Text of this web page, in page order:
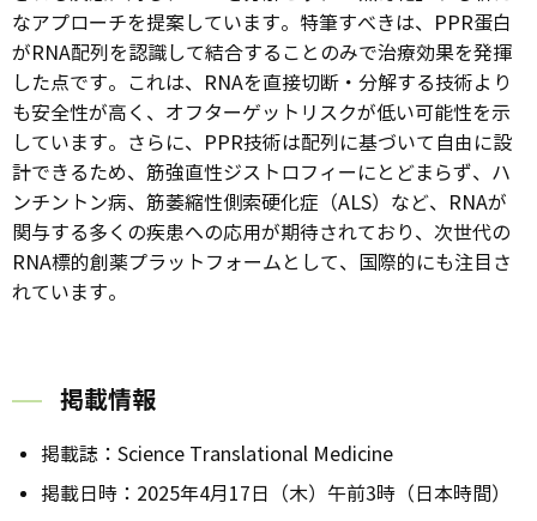
なアプローチを提案しています。特筆すべきは、PPR蛋白
がRNA配列を認識して結合することのみで治療効果を発揮
した点です。これは、RNAを直接切断・分解する技術より
も安全性が高く、オフターゲットリスクが低い可能性を示
しています。さらに、PPR技術は配列に基づいて自由に設
計できるため、筋強直性ジストロフィーにとどまらず、ハ
ンチントン病、筋萎縮性側索硬化症（ALS）など、RNAが
関与する多くの疾患への応用が期待されており、次世代の
RNA標的創薬プラットフォームとして、国際的にも注目さ
れています。
掲載情報
掲載誌：Science Translational Medicine
掲載日時：2025年4月17日（木）午前3時（日本時間）